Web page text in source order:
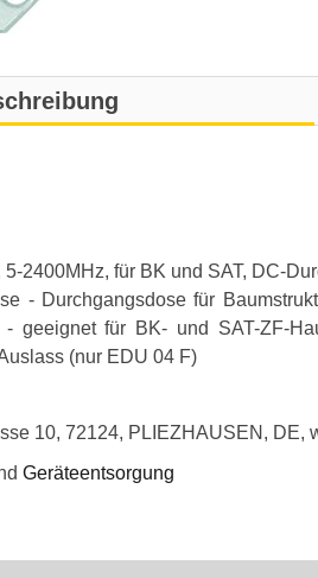
2400MHz, für BK und SAT, DC-
- Durchgangsdose für
geeignet für BK- und SAT-ZF-
(nur EDU 04 F)
10, 72124, PLIEZHAUSEN, DE,
Geräteentsorgung